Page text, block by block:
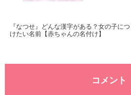
『なつせ』どんな漢字がある？女の子につ
けたい名前【赤ちゃんの名付け】
コメント